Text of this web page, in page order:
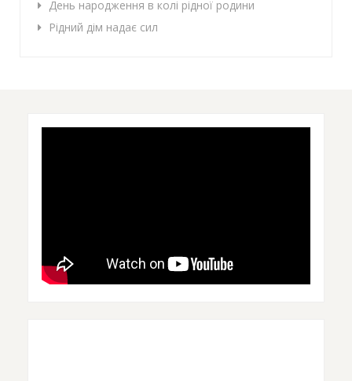
День народження в колі рідної родини
Рідний дім надає сил